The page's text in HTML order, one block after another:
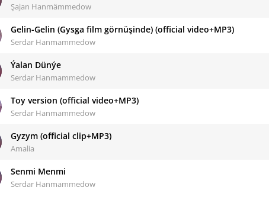
Şajan Hanmämmedow
Gelin-Gelin (Gysga film görnüşinde) (official video+MP3)
Serdar Hanmammedow
Ýalan Dünýe
Serdar Hanmammedow
Toy version (official video+MP3)
Serdar Hanmammedow
Gyzym (official clip+MP3)
Amalia
Senmi Menmi
Serdar Hanmammedow